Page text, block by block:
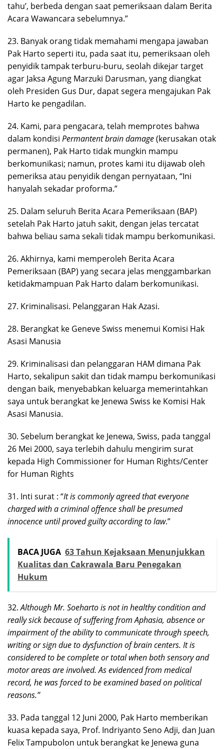
tahu’, berbeda dengan saat pemeriksaan dalam Berita
Acara Wawancara sebelumnya.”
23. Banyak orang tidak memahami mengapa jawaban
Pak Harto seperti itu, pada saat itu, pemeriksaan oleh
penyidik tampak terburu-buru, seolah dikejar target
agar Jaksa Agung Marzuki Darusman, yang diangkat
oleh Presiden Gus Dur, dapat segera mengajukan Pak
Harto ke pengadilan.
24. Kami, para pengacara, telah memprotes bahwa
dalam kondisi Permantent brain damage(kerusakan otak
permanen), Pak Harto tidak mungkin mampu
berkomunikasi; namun, protes kami itu dijawab oleh
pemeriksa atau penyidik dengan pernyataan, “Ini
hanyalah sekadar proforma.”
25. Dalam seluruh Berita Acara Pemeriksaan (BAP)
setelah Pak Harto jatuh sakit, dengan jelas tercatat
bahwa beliau sama sekali tidak mampu berkomunikasi.
26. Akhirnya, kami memperoleh Berita Acara
Pemeriksaan (BAP) yang secara jelas menggambarkan
ketidakmampuan Pak Harto dalam berkomunikasi.
27. Kriminalisasi. Pelanggaran Hak Azasi.
28. Berangkat ke Geneve Swiss menemui Komisi Hak
Asasi Manusia
29. Kriminalisasi dan pelanggaran HAM dimana Pak
Harto, sekalipun sakit dan tidak mampu berkomunikasi
dengan baik, menyebabkan keluarga memerintahkan
saya untuk berangkat ke Jenewa Swiss ke Komisi Hak
Asasi Manusia.
30. Sebelum berangkat ke Jenewa, Swiss, pada tanggal
26 Mei 2000, saya terlebih dahulu mengirim surat
kepada High Commissioner for Human Rights/Center
for Human Rights
31. Inti surat : “It is commonly agreed that everyone
charged with a criminal offence shall be presumed
innocence until proved guilty according to law.”
BACA JUGA 63 Tahun Kejaksaan Menunjukkan
Kualitas dan Cakrawala Baru Penegakan
Hukum
32.Although Mr. Soeharto is not in healthy condition and
really sick because of suffering from Aphasia, absence or
impairment of the ability to communicate through speech,
writing or sign due to dysfunction of brain centers. It is
considered to be complete or total when both sensory and
motor areas are involved. As evidenced from medical
record, he was forced to be examined based on political
reasons.”
33. Pada tanggal 12 Juni 2000, Pak Harto memberikan
kuasa kepada saya, Prof. Indriyanto Seno Adji, dan Juan
Felix Tampubolon untuk berangkat ke Jenewa guna